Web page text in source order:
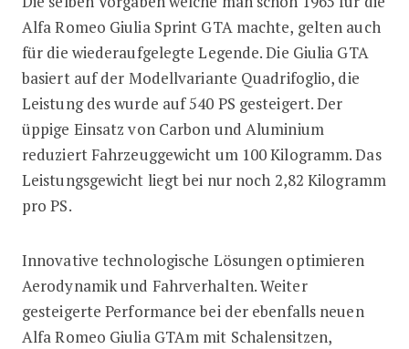
Alfa Romeo Giulia Sprint GTA machte, gelten auch
für die wiederaufgelegte Legende. Die Giulia GTA
basiert auf der Modellvariante Quadrifoglio, die
Leistung des wurde auf 540 PS gesteigert. Der
üppige Einsatz von Carbon und Aluminium
reduziert Fahrzeuggewicht um 100 Kilogramm. Das
Leistungsgewicht liegt bei nur noch 2,82 Kilogramm
pro PS.
Innovative technologische Lösungen optimieren
Aerodynamik und Fahrverhalten. Weiter
gesteigerte Performance bei der ebenfalls neuen
Alfa Romeo Giulia GTAm mit Schalensitzen,